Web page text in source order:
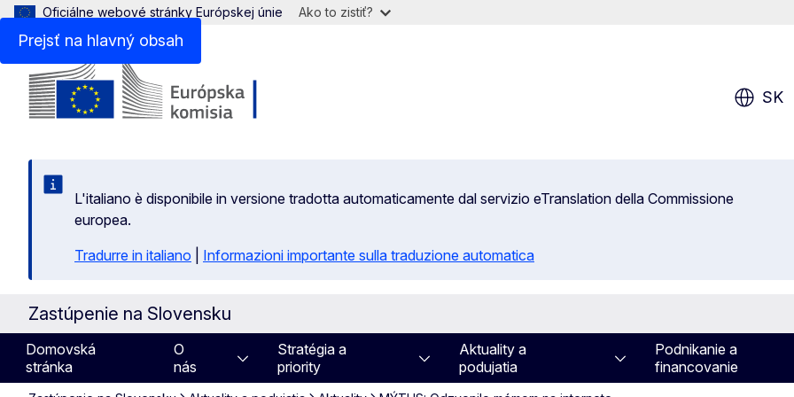
Prejsť na hlavný obsah
Oficiálne webové stránky Európskej únie Ako to zistiť?
SK
L'italiano è disponibile in versione tradotta automaticamente dal servizio eTranslation della Commissione
europea.
Tradurre in italiano
Informazioni importante sulla traduzione automatica
Zastúpenie na Slovensku
Domovská
stránka
O
nás
Stratégia a
priority
Aktuality a
podujatia
Podnikanie a
financovanie